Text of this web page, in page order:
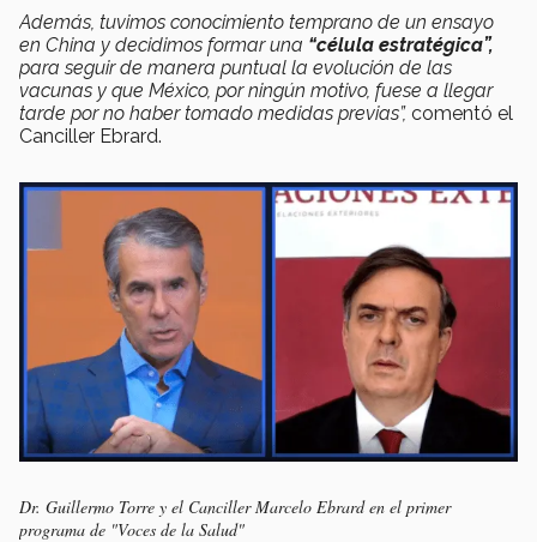
Además, tuvimos conocimiento temprano de un ensayo
en China y decidimos formar una “célula estratégica”,
para seguir de manera puntual la evolución de las
vacunas y que México, por ningún motivo, fuese a llegar
tarde por no haber tomado medidas previas”, comentó el
Canciller Ebrard.
Dr. Guillermo Torre y el Canciller Marcelo Ebrard en el primer
programa de "Voces de la Salud"